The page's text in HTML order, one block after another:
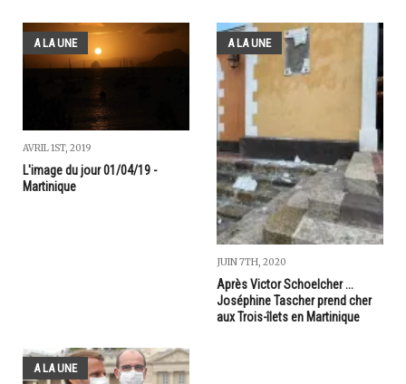
A LA UNE
AVRIL 1ST, 2019
L'image du jour 01/04/19 -
Martinique
A LA UNE
JUIN 7TH, 2020
Après Victor Schoelcher ...
Joséphine Tascher prend cher
aux Trois-îlets en Martinique
A LA UNE